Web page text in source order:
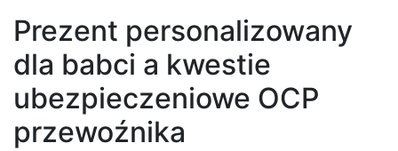
Prezent personalizowany
dla babci a kwestie
ubezpieczeniowe OCP
przewoźnika